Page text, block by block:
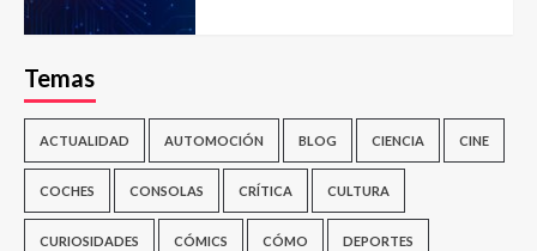
Temas
ACTUALIDAD AUTOMOCIÓN BLOG CIENCIA CINE
COCHES CONSOLAS CRÍTICA CULTURA
CURIOSIDADES CÓMICS CÓMO DEPORTES